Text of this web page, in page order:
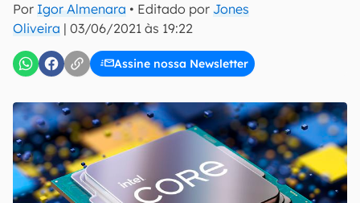
Por Igor Almenara • Editado por Jones
Oliveira | 03/06/2021 às 19:22
Assine nossa Newsletter
inscreva-se
Confirmo que li, aceito e concordo com os Termos de
Uso e Política de Privacidade do Canaltech.